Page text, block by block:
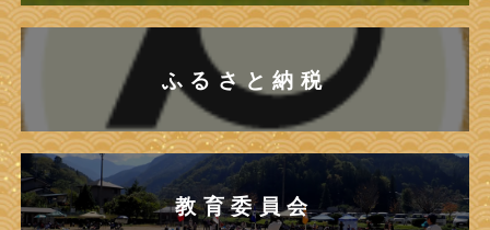
ふるさと納税
教育委員会